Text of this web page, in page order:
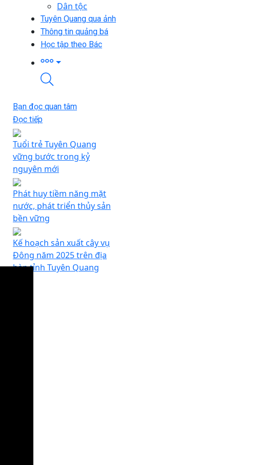
Dân tộc
Tuyên Quang qua ảnh
Thông tin quảng bá
Học tập theo Bác
Bạn đọc quan tâm
Đọc tiếp
Tuổi trẻ Tuyên Quang
vững bước trong kỷ
nguyên mới
Phát huy tiềm năng mặt
nước, phát triển thủy sản
bền vững
Kế hoạch sản xuất cây vụ
Đông năm 2025 trên địa
bàn tỉnh Tuyên Quang